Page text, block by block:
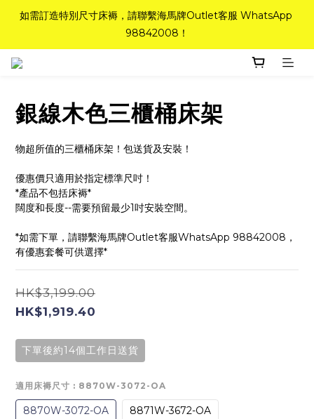
如需訂造特別尺寸床褥，請聯繫海馬牌Outlet客服 WhatsApp
98842008！
如需訂造特別尺寸床褥，請聯繫海馬牌Outlet客服 WhatsApp
98842008！
Top-Tier Quality系列床褥82折(新永久記憶床褥 及 健康記憶床
粉紅水晶床褥，立即搶購，享6折優惠！
98842008！
銀線木色三櫃桶床架
物超所值的三櫃桶床架！包送貨及安裝！
優惠價只適用於指定標準尺吋！
*產品不包括床褥*
闊度和長度--需要預留最少1吋安裝空間。
*如需下單，請聯繫海馬牌Outlet客服WhatsApp 98842008，
有優惠套餐可供選擇*
HK$3,199.00
HK$1,919.40
下單後約14個工作日送貨
適用床褥尺寸 : 8870W-3072-OA
8870W-3072-OA 8871W-3672-OA